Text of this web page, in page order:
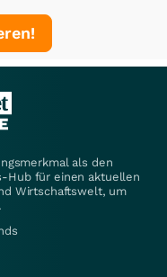
als den
Hub für einen aktuellen
Wirtschaftswelt, um